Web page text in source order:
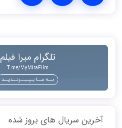
تلگرام میرا فیلم
T.me/MyMiraFilm
بــه مــا بـپـیــونــدیــد
آخرین سریال های بروز شده